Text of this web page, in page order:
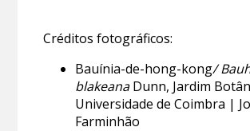
Créditos fotográficos:
Bauínia-de-hong-kong/
blakeanaDunn, Jardim
Universidade de Coimbra |
Farminhão